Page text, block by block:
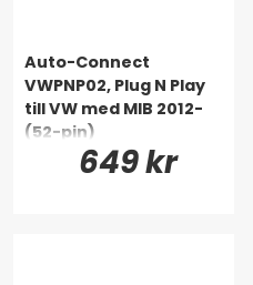
Auto-Connect
VWPNP02, Plug N Play
till VW med MIB 2012-
(52-pin)
649 kr